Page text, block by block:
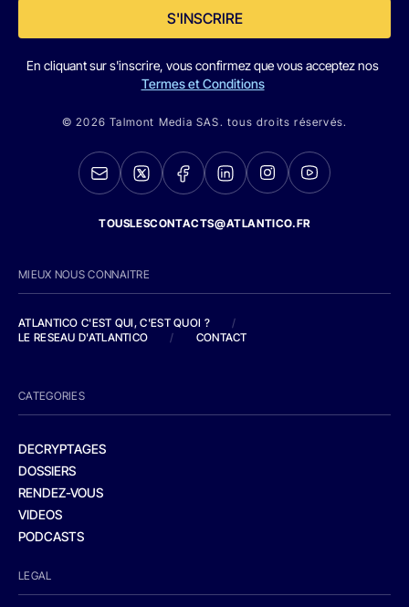
S'INSCRIRE
En cliquant sur s'inscrire, vous confirmez que vous acceptez nos
Termes et Conditions
© 2026 Talmont Media SAS. tous droits réservés.
TOUSLESCONTACTS@ATLANTICO.FR
MIEUX NOUS CONNAITRE
ATLANTICO C'EST QUI, C'EST QUOI ?
/
LE RESEAU D'ATLANTICO
/ CONTACT
CATEGORIES
DECRYPTAGES
DOSSIERS
RENDEZ-VOUS
VIDEOS
PODCASTS
LEGAL